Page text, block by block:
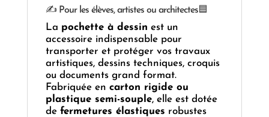
✍️ Pour les élèves, artistes ou architectes🟦
La pochette à dessin est un
accessoire indispensable pour
transporter et protéger vos travaux
artistiques, dessins techniques, croquis
ou documents grand format.
Fabriquée en carton rigide ou
plastique semi-souple, elle est dotée
de fermetures élastiques robustes